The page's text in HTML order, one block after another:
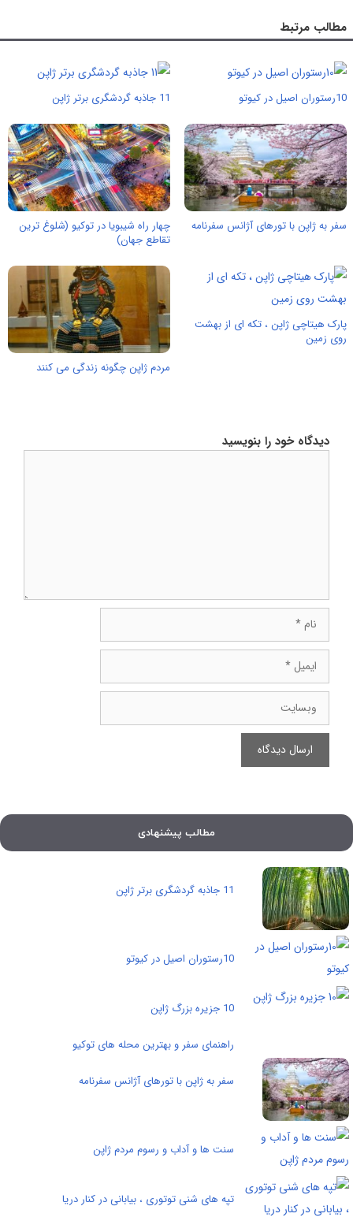
مطالب مرتبط
10رستوران اصیل در کیوتو 11 جاذبه گردشگری برتر ژاپن
سفر به ژاپن با تورهای آژانس سفرنامه
چهار راه شیبویا در توکیو (شلوغ ترین
تقاطع جهان)
پارک هیتاچی ژاپن ، تکه ای از بهشت
روی زمین
مردم ژاپن چگونه زندگی می کنند
دیدگاه خود را بنویسید
ایمیل
وبسایت
مطالب پیشنهادی
11 جاذبه گردشگری برتر ژاپن
10رستوران اصیل در کیوتو
10 جزیره بزرگ ژاپن
راهنمای سفر و بهترین محله های توکیو
سفر به ژاپن با تورهای آژانس سفرنامه
سنت ها و آداب و رسوم مردم ژاپن
تپه های شنی توتوری ، بیابانی در کنار دریا